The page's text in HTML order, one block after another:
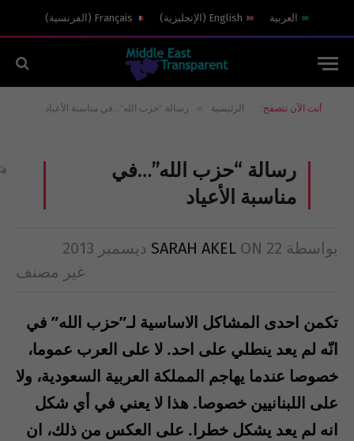
العربية English
( الإنجليزية)
Français
( الفرنسية)
أنت الآن تتصفح: الرئيسية » رسالة “حزب الله”…في مناسبة الأعياد
رسالة “حزب الله”…في
مناسبة الأعياد
بواسطة SARAH AKEL ON 22 ديسمبر 2013
غير مصنف
تكمن احدى المشاكل الاساسية لـ”حزب الله” في
انّه لم يعد ينطلي على احد. لا على العرب عموما،
خصوصا عندما يهاجم المملكة العربية السعودية، ولا
على اللبنانيين خصوصا. هذا لا يعني في أي شكل
انه لم يعد يشكل خطرا. على العكس من ذلك، ان